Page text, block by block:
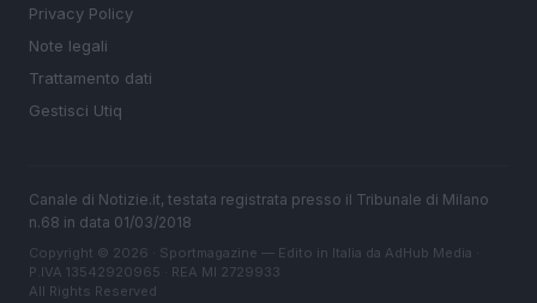
Privacy Policy
Note legali
Trattamento dati
Gestisci Utiq
Canale di Notizie.it, testata registrata presso il Tribunale di Milano
n.68 in data 01/03/2018
Copyright © 2026 · Sportmagazine — Edito in Italia da AdHub Media
P.IVA 13542920965 · REA MI 2729933
All Rights Reserved